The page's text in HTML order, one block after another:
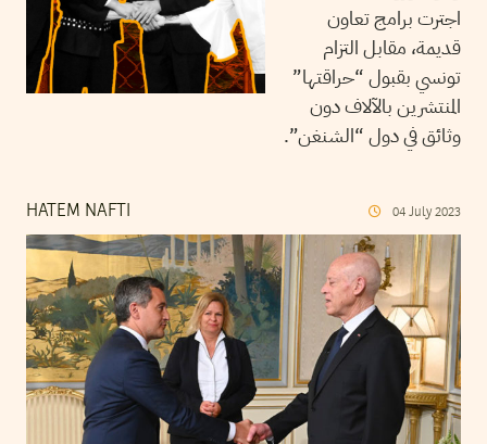
اجترت برامج تعاون
قديمة، مقابل التزام
تونسي بقبول “حراقتها”
المنتشرين بالآلاف دون
وثائق في دول “الشنغن”.
HATEM NAFTI 04 July 2023